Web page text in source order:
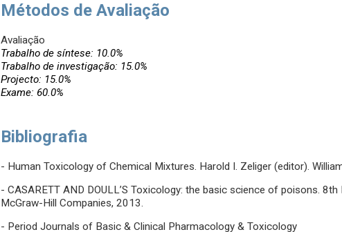
Métodos de Avaliação
Avaliação
Trabalho de síntese: 10.0%
Trabalho de investigação: 15.0%
Projecto: 15.0%
Exame: 60.0%
Bibliografia
- Human Toxicology of Chemical Mixtures. Harold I. Zeliger (editor).
- CASARETT AND DOULL’S Toxicology: the basic science of poisons. 8th
McGraw-Hill Companies, 2013.
- Period Journals of Basic & Clinical Pharmacology & Toxicology